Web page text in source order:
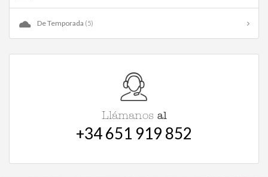
De Temporada (5)
Llámanos al
+34 651 919 852